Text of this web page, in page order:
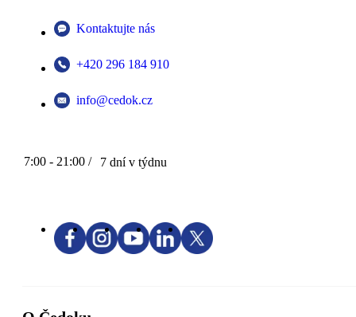
Kontaktujte nás
+420 296 184 910
info@cedok.cz
7:00 - 21:00 / 7 dní v týdnu